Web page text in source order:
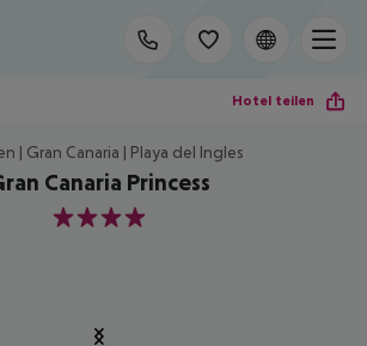
Hotel teilen
| Gran Canaria | Playa del Ingles
Canaria Princess
4